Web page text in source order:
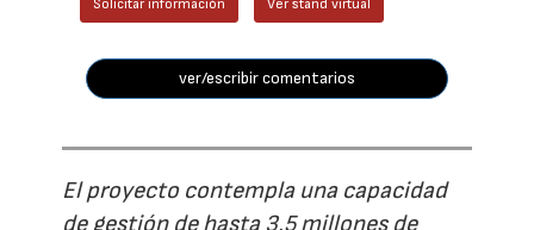
Solicitar información Ver stand virtual
ver/escribir comentarios
El proyecto contempla una capacidad
de gestión de hasta 3,5 millones de